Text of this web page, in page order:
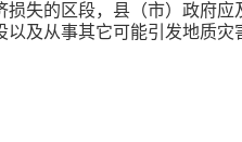
失的区段，县（市）政府
及从事其它可能引发地质灾